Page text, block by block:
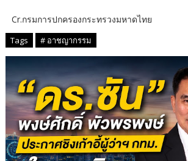
Cr.กรมการปกครองกระทรวงมหาดไทย
Tags # อาชญากรรม